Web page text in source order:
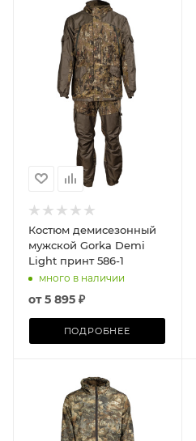
Костюм демисезонный
мужской Gorka Demi
Light принт 586-1
много в наличии
от5 895 ₽
ПОДРОБНЕЕ